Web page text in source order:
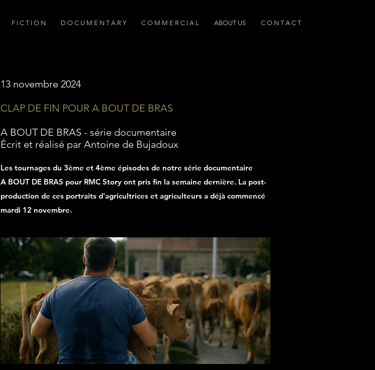
F I C T I O N D O C U M E N T A R Y C O M M E R C I A L ABOUT US C O N T A C T
13 novembre 2024
CLAP DE FIN POUR A BOUT DE BRAS
A BOUT DE BRAS - série documentaire
Écrit et réalisé par Antoine de Bujadoux
Les tournages du 3ème et 4ème épisodes de notre série documentaire
A BOUT DE BRAS pour RMC Story ont pris fin la semaine dernière. La post-
production de ces portraits d'agricultrices et agriculteurs a déjà commencé
mardi 12 novembre.